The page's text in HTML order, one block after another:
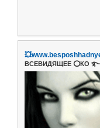
ВСЕВИДЯЩЕЕ ⭕️КО